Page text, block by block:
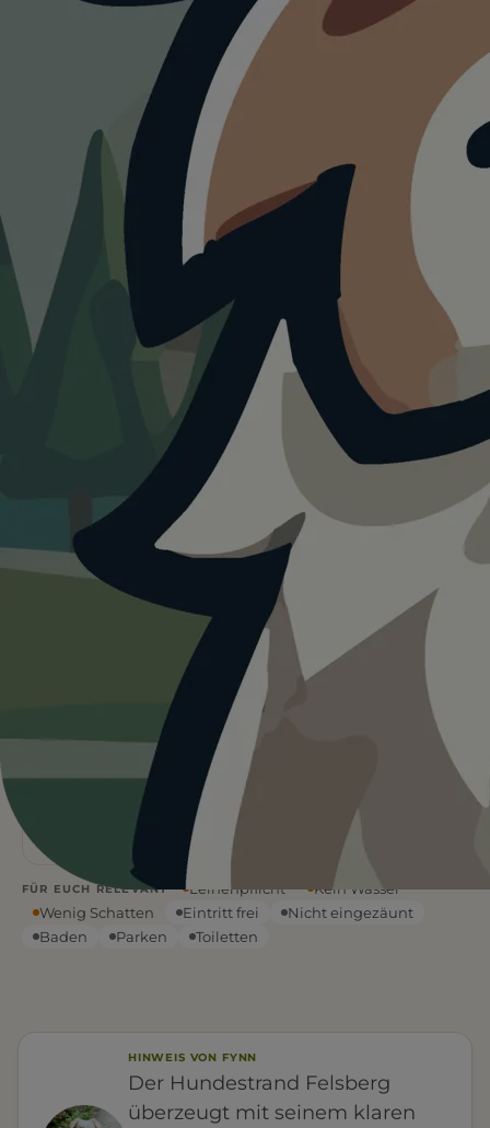
HUNDESTRAND
Hundestrand
Felsberg
Heute ist für Hundestrand Felsberg.
Wetterdaten:
Natur
STRANDART
Flach &
tief
FÜR EUCH RELEVANT Leinenpflicht
Kein Wasser
Wenig Schatten
Eintritt frei
Nicht eingezäunt
Baden
Parken Toiletten
HINWEIS VON FYNN
Der Hundestrand Felsberg
überzeugt mit seinem klaren